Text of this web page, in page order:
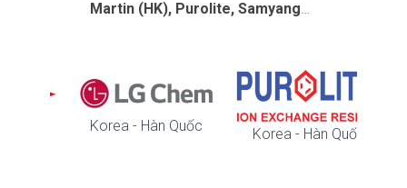
Martin (HK), Purolite, Samyang
Korea - Hàn Quốc Korea - Hàn Quốc